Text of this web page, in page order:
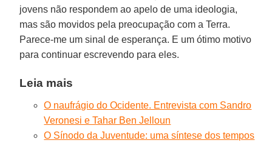
jovens não respondem ao apelo de uma ideologia,
mas são movidos pela preocupação com a Terra.
Parece-me um sinal de esperança. E um ótimo motivo
para continuar escrevendo para eles.
Leia mais
O naufrágio do Ocidente. Entrevista com Sandro
Veronesi e Tahar Ben Jelloun
O Sínodo da Juventude: uma síntese dos tempos